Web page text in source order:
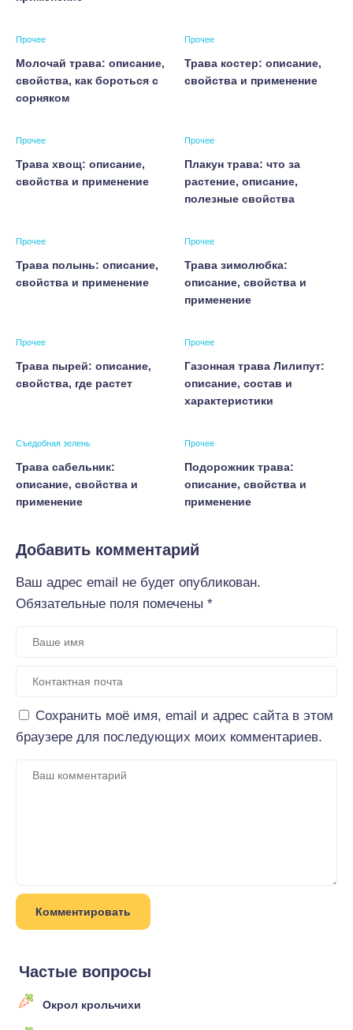
Прочее
Молочай трава: описание,
свойства, как бороться с
сорняком
Прочее
Трава костер: описание,
свойства и применение
Прочее
Трава хвощ: описание,
свойства и применение
Прочее
Плакун трава: что за
растение, описание,
полезные свойства
Прочее
Трава полынь: описание,
свойства и применение
Прочее
Трава зимолюбка:
описание, свойства и
применение
Прочее
Трава пырей: описание,
свойства, где растет
Прочее
Газонная трава Лилипут:
описание, состав и
характеристики
Съедобная зелень
Трава сабельник:
описание, свойства и
применение
Прочее
Подорожник трава:
описание, свойства и
применение
Добавить комментарий
Ваш адрес email не будет опубликован.
Обязательные поля помечены *
Сохранить моё имя, email и адрес сайта в этом
браузере для последующих моих комментариев.
Частые вопросы
Окрол крольчихи